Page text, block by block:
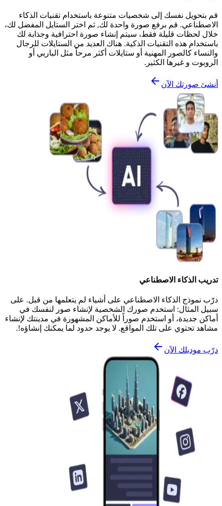
قم بتحويل نفسك إلى شخصيات متنوعة باستخدام تقنيات الذكاء
الاصطناعي. قم برفع صورة واحدة لك, ثم اختر الستايل المفضل لك،
خلال لحظات قليلة فقط، سيتم إنشاء صورة احترافية وجذابة لك
باستخدام هذه التقنيات الذكية. هناك العديد من الستايلات للرجال
والنساء كالصور المهنية أو ستايلات أكثر مرحاً مثل الباربي أو
الروبوت و غيرها الكثير.
أنشئ صورتك الآن
تدريب الذكاء الاصطناعي
درّب نموذج الذكاء الاصطناعي على أشياء لم يتعلمها من قبل. على
سبيل المثال: استخدم صورك الشخصية لإنشاء صور لنفسك في
أماكن جديدة، أو استخدم صوراً للأماكن المشهورة في مدينتك لإنشاء
مشاهد تحتوي على تلك المواقع. لا يوجد حدود لما يمكنك إنشاؤه!.
درّب موديلك الآن